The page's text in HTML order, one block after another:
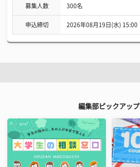
募集人数 300名
申込締切 2026年08月19日(水) 15:00
編集部ピックアップ